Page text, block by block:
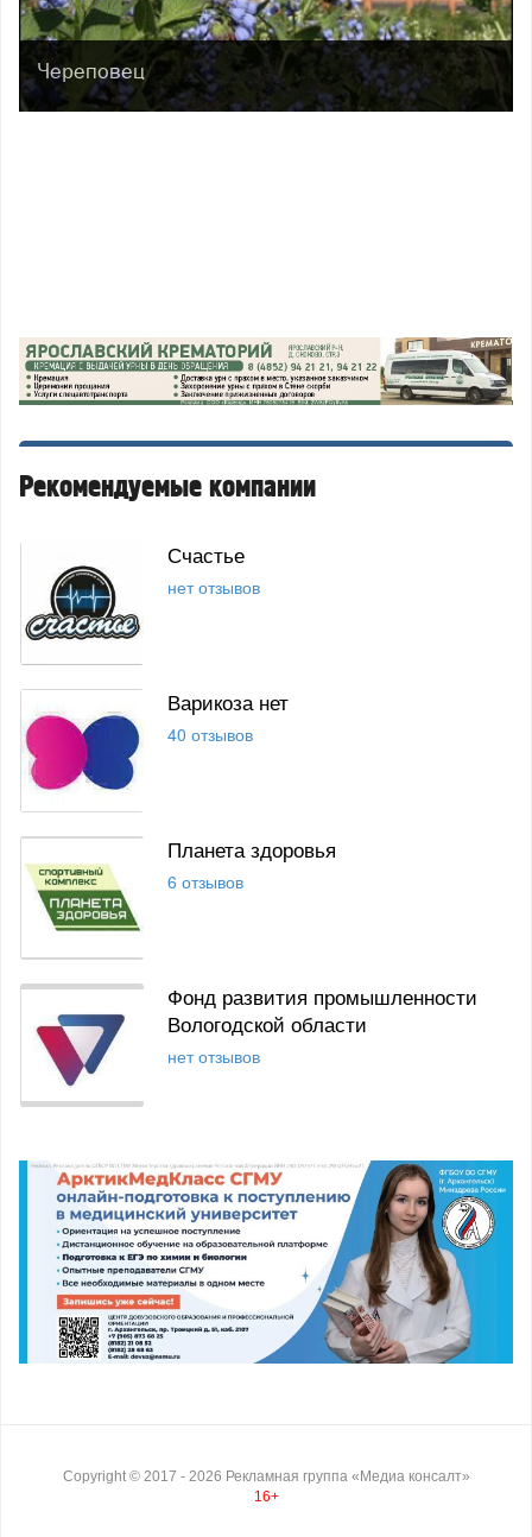
Череповец
Рекомендуемые компании
Счастье
нет отзывов
Варикоза нет
40 отзывов
Планета здоровья
6 отзывов
Фонд развития промышленности
Вологодской области
нет отзывов
Copyright © 2017 - 2026 Рекламная группа «Медиа консалт»
16+